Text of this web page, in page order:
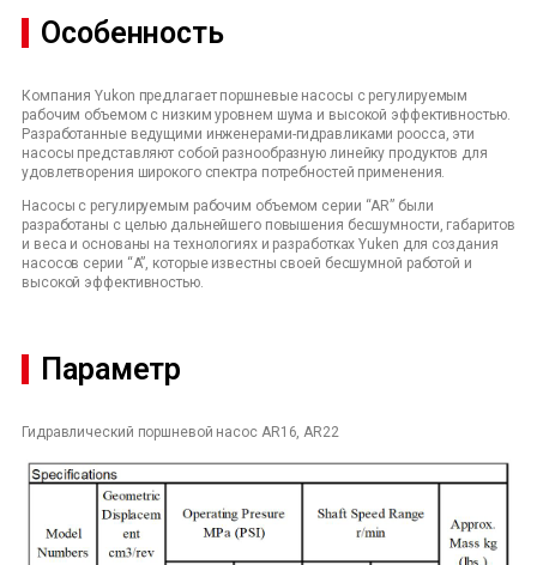
Особенность
Компания Yukon предлагает поршневые насосы с регулируемым
рабочим объемом с низким уровнем шума и высокой эффективностью.
Разработанные ведущими инженерами-гидравликами poocca, эти
насосы представляют собой разнообразную линейку продуктов для
удовлетворения широкого спектра потребностей применения.
Насосы с регулируемым рабочим объемом серии “AR” были
разработаны с целью дальнейшего повышения бесшумности, габаритов
и веса и основаны на технологиях и разработках Yuken для создания
насосов серии “A”, которые известны своей бесшумной работой и
высокой эффективностью.
Параметр
Гидравлический поршневой насос AR16, AR22